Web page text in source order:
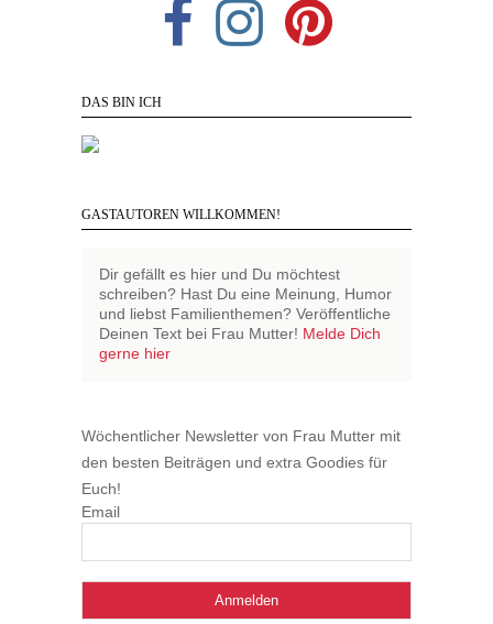
DAS BIN ICH
GASTAUTOREN WILLKOMMEN!
Dir gefällt es hier und Du möchtest
schreiben? Hast Du eine Meinung, Humor
und liebst Familienthemen? Veröffentliche
Deinen Text bei Frau Mutter! Melde Dich
gerne hier
Wöchentlicher Newsletter von Frau Mutter mit
den besten Beiträgen und extra Goodies für
Euch!
Email